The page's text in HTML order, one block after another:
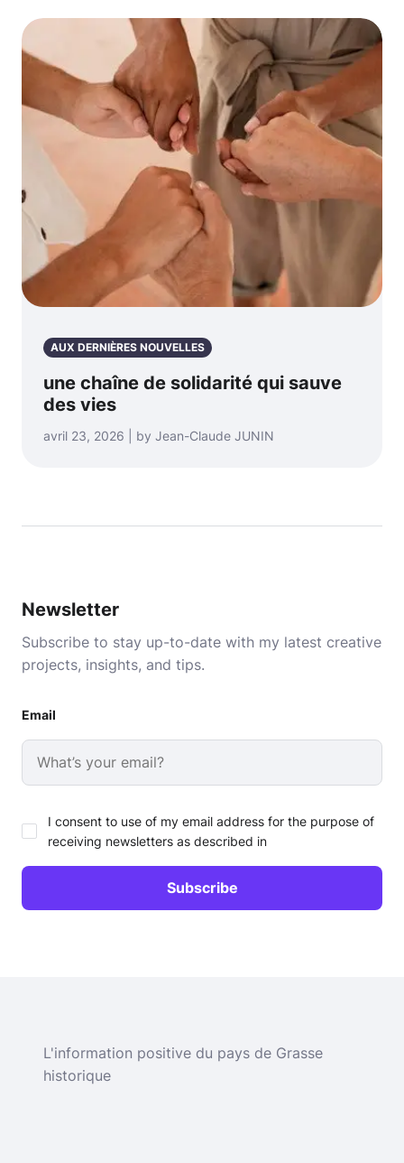
AUX DERNIÈRES NOUVELLES
une chaîne de solidarité qui sauve
des vies
avril 23, 2026 | by Jean-Claude JUNIN
Newsletter
Subscribe to stay up-to-date with my latest creative
projects, insights, and tips.
Email
I consent to use of my email address for the purpose of
receiving newsletters as described in
L'information positive du pays de Grasse
historique